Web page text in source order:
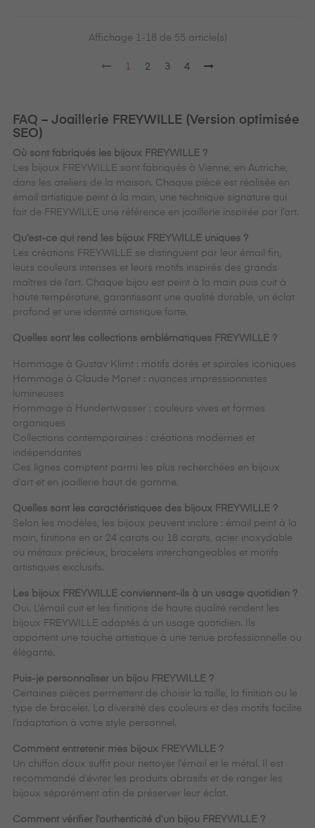
Affichage 1-18 de 55 article(s)
1 2 3 4
FAQ – Joaillerie FREYWILLE (Version optimisée
SEO)
Où sont fabriqués les bijoux FREYWILLE ?
Les bijoux FREYWILLE sont fabriqués à Vienne, en Autriche,
dans les ateliers de la maison. Chaque pièce est réalisée en
émail artistique peint à la main, une technique signature qui
fait de FREYWILLE une référence en joaillerie inspirée par l’art.
Qu’est-ce qui rend les bijoux FREYWILLE uniques ?
Les créations FREYWILLE se distinguent par leur émail fin,
leurs couleurs intenses et leurs motifs inspirés des grands
maîtres de l’art. Chaque bijou est peint à la main puis cuit à
haute température, garantissant une qualité durable, un éclat
profond et une identité artistique forte.
Quelles sont les collections emblématiques FREYWILLE ?
Hommage à Gustav Klimt : motifs dorés et spirales iconiques
Hommage à Claude Monet : nuances impressionnistes
lumineuses
Hommage à Hundertwasser : couleurs vives et formes
organiques
Collections contemporaines : créations modernes et
indépendantes
Ces lignes comptent parmi les plus recherchées en bijoux
d’art et en joaillerie haut de gamme.
Quelles sont les caractéristiques des bijoux FREYWILLE ?
Selon les modèles, les bijoux peuvent inclure : émail peint à la
main, finitions en or 24 carats ou 18 carats, acier inoxydable
ou métaux précieux, bracelets interchangeables et motifs
artistiques exclusifs.
Les bijoux FREYWILLE conviennent-ils à un usage quotidien ?
Oui. L’émail cuit et les finitions de haute qualité rendent les
bijoux FREYWILLE adaptés à un usage quotidien. Ils
apportent une touche artistique à une tenue professionnelle ou
élégante.
Puis-je personnaliser un bijou FREYWILLE ?
Certaines pièces permettent de choisir la taille, la finition ou le
type de bracelet. La diversité des couleurs et des motifs facilite
l’adaptation à votre style personnel.
Comment entretenir mes bijoux FREYWILLE ?
Un chiffon doux suffit pour nettoyer l’émail et le métal. Il est
recommandé d’éviter les produits abrasifs et de ranger les
bijoux séparément afin de préserver leur éclat.
Comment vérifier l’authenticité d’un bijou FREYWILLE ?